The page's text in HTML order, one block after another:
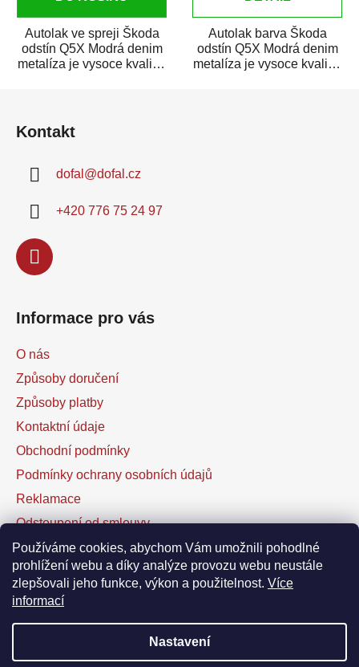
Používáme cookies, abychom Vám umožnili pohodlné
prohlížení webu a díky analýze provozu webu neustále
zlepšovali jeho funkce, výkon a použitelnost. Více
informací
Nastavení
Autolak ve spreji Škoda
odstín Q5X Modrá denim
metalíza je vysoce kvalitní
Autolak barva Škoda
odstín Q5X Modrá denim
metalíza je vysoce kvalitní
Kontakt
dofal @dofal.cz
+420 776 75 24 97
Informace pro vás
O nás
Způsoby doručení
Způsoby platby
Kontaktní údaje
Obchodní podmínky
Podmínky ochrany osobních údajů
Reklamace
Odstoupení od smlouvy
Kontaktní formulář
Facebook